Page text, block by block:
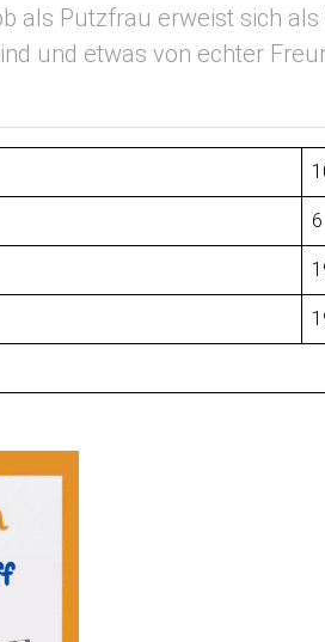
als Putzfrau erweist sich
und etwas von echter
6